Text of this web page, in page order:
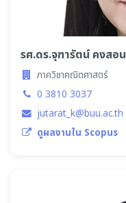
รศ.ดร.จุฑารัตน์ คงสอน
ภาควิชาคณิตศาสตร์
0 3810 3037
jutarat_k@buu.ac.th
ดูผลงานใน Scopus